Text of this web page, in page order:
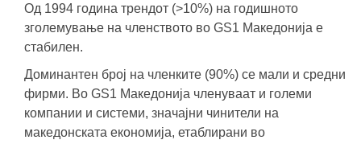
Од 1994 година трендот (>10%) на годишното
зголемување на членството во GS1 Македонија е
стабилен.
Доминантен број на членките (90%) се мали и средни
фирми. Во GS1 Македонија членуваат и големи
компании и системи, значајни чинители на
македонската економија, етаблирани во